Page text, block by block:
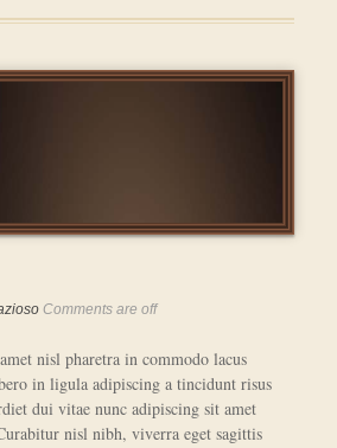
Comments are off
nisl pharetra in commodo lacus
in ligula adipiscing a tincidunt risus
dui vitae nunc adipiscing sit amet
nisl nibh, viverra eget sagittis